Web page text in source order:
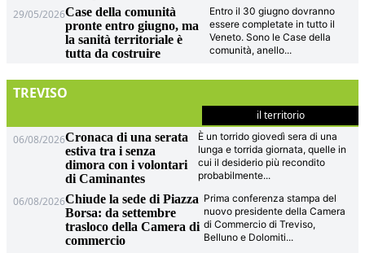
29/05/2026Case della comunità
pronte entro giugno, ma
la sanità territoriale è
tutta da costruire
Entro il 30 giugno dovranno
essere completate in tutto il
Veneto. Sono le Case della
comunità, anello...
TREVISO
il territorio
06/08/2026Cronaca di una serata
estiva tra i senza
dimora con i volontari
di Caminantes
È un torrido giovedì sera di una
lunga e torrida giornata, quelle in
cui il desiderio più recondito
probabilmente...
06/08/2026Chiude la sede di Piazza
Borsa: da settembre
trasloco della Camera di
commercio
Prima conferenza stampa del
nuovo presidente della Camera
di Commercio di Treviso,
Belluno e Dolomiti...